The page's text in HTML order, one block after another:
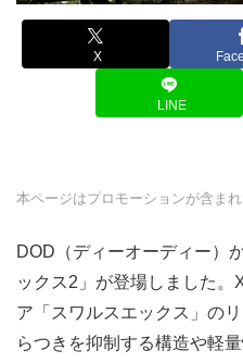
X
LINE
本ページはプロモーションが含ま
DOD（ディーオーディー）
ックス2」が登場しました。
ア「スワルスエックス」の
らつきを抑制する構造や軽